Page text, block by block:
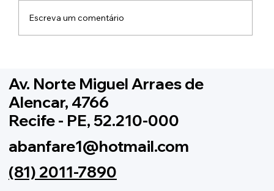
Pernambucana de Bandas e Fanfarras
Escreva um comentário
Av. Norte Miguel Arraes de
Alencar, 4766
Recife - PE, 52.210-000
abanfare1@hotmail.com
(81) 2011-7890